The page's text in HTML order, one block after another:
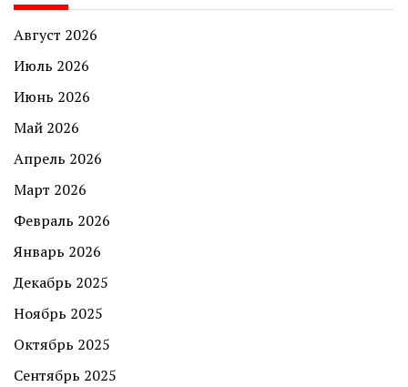
Август 2026
Июль 2026
Июнь 2026
Май 2026
Апрель 2026
Март 2026
Февраль 2026
Январь 2026
Декабрь 2025
Ноябрь 2025
Октябрь 2025
Сентябрь 2025